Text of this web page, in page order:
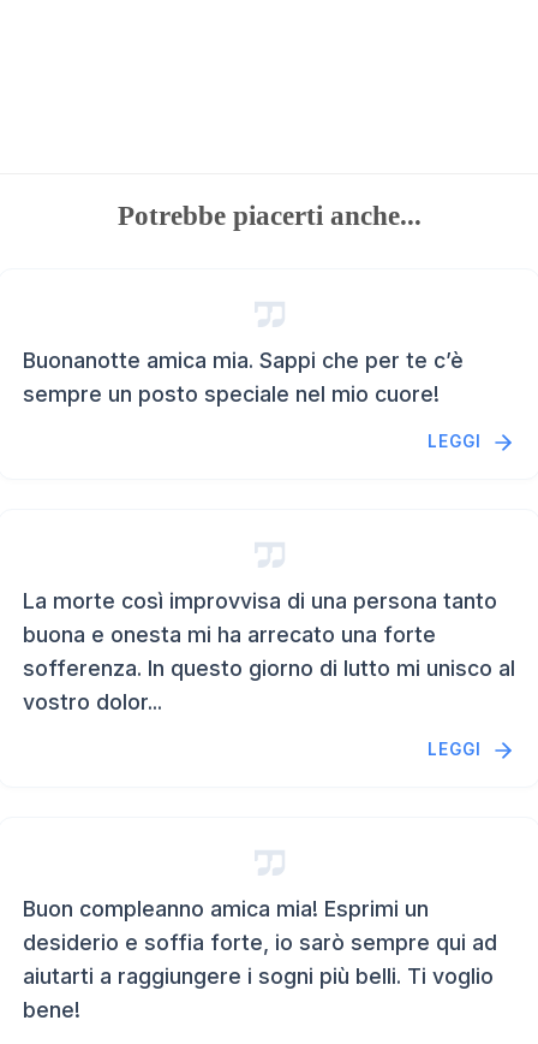
Potrebbe piacerti anche...
Buonanotte amica mia. Sappi che per te c’è
sempre un posto speciale nel mio cuore!
LEGGI
La morte così improvvisa di una persona tanto
buona e onesta mi ha arrecato una forte
sofferenza. In questo giorno di lutto mi unisco al
vostro dolor...
LEGGI
Buon compleanno amica mia! Esprimi un
desiderio e soffia forte, io sarò sempre qui ad
aiutarti a raggiungere i sogni più belli. Ti voglio
bene!